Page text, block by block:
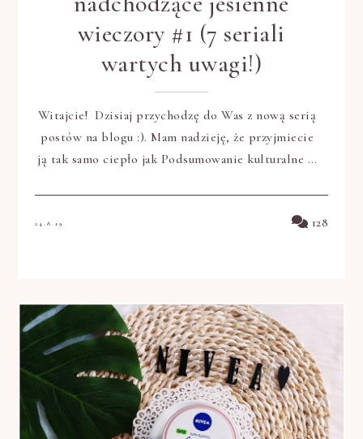
wieczory #1 (7 seriali
wartych uwagi!)
Witajcie! Dzisiaj przychodzę do Was z nową serią
postów na blogu :). Mam nadzieję, że przyjmiecie
ją tak samo ciepło jak Podsumowanie kulturalne …
24.8.19 128